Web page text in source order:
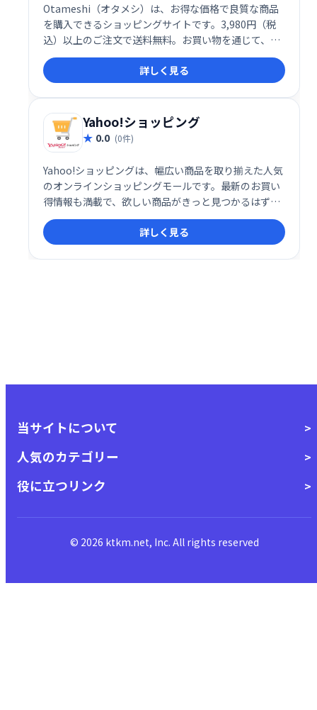
Otameshi（オタメシ）は、お得な価格で良質な商品
を購入できるショッピングサイトです。3,980円（税
込）以上のご注文で送料無料。お買い物を通じて、社
会貢献にも参加できます。
詳しく見る
Yahoo!ショッピング
0.0 (0件)
Yahoo!ショッピングは、幅広い商品を取り揃えた人気
のオンラインショッピングモールです。最新のお買い
得情報も満載で、欲しい商品がきっと見つかるはずで
す。手軽に快適なショッピング体験をお楽しみくださ
い。
詳しく見る
当サイトについて
人気のカテゴリー
役に立つリンク
© 2026 ktkm.net, Inc. All rights reserved